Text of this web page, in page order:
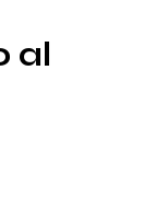
al